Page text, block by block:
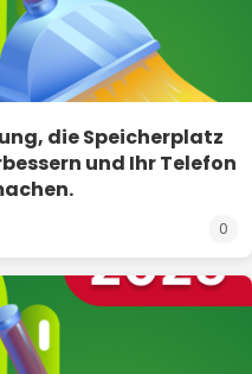
die Speicherplatz
und Ihr Telefon
0